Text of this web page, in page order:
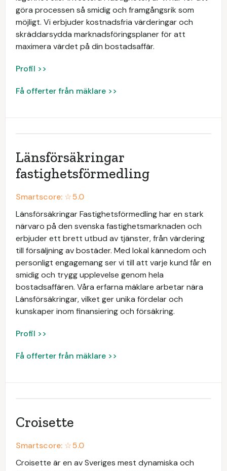
göra processen så smidig och framgångsrik som
möjligt. Vi erbjuder kostnadsfria värderingar och
skräddarsydda marknadsföringsplaner för att
maximera värdet på din bostadsaffär.
Profil >>
Få offerter från mäklare >>
Länsförsäkringar
fastighetsförmedling
Smartscore: ☆5.0
Länsförsäkringar Fastighetsförmedling har en stark
närvaro på den svenska fastighetsmarknaden och
erbjuder ett brett utbud av tjänster, från värdering
till försäljning av bostäder. Med lokal kännedom och
personligt engagemang ser vi till att varje kund får en
smidig och trygg upplevelse genom hela
bostadsaffären. Våra erfarna mäklare arbetar nära
Länsförsäkringar, vilket ger unika fördelar och
kunskaper inom finansiering och försäkring.
Profil >>
Få offerter från mäklare >>
Croisette
Smartscore: ☆5.0
Croisette är en av Sveriges mest dynamiska och